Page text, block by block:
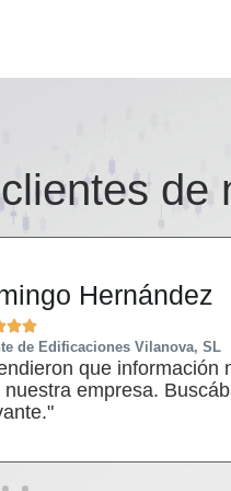
de
una solución
sencilla pero que nos